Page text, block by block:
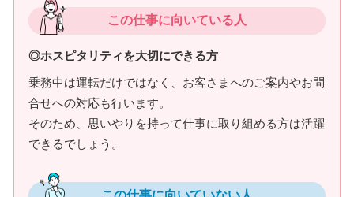
この仕事に向いている人
◎ホスピタリティを大切にできる方
乗務中は運転だけではなく、お客さまへのご案内やお問
合せへの対応も行います。
そのため、思いやりを持って仕事に取り組める方は活躍
できるでしょう。